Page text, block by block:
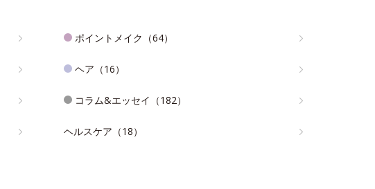
ポイントメイク（64）
ヘア（16）
コラム&エッセイ（182）
ヘルスケア（18）